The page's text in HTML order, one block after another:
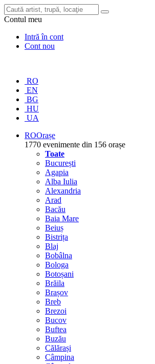
Contul meu
Intră în cont
Cont nou
RO
EN
BG
HU
UA
ROOrașe
1770 evenimente din 156 orașe
Toate
București
Agapia
Alba Iulia
Alexandria
Arad
Bacău
Baia Mare
Beiuș
Bistrița
Blaj
Bobâlna
Bologa
Botoșani
Brăila
Brașov
Breb
Brezoi
Bucov
Buftea
Buzău
Călărași
Câmpina